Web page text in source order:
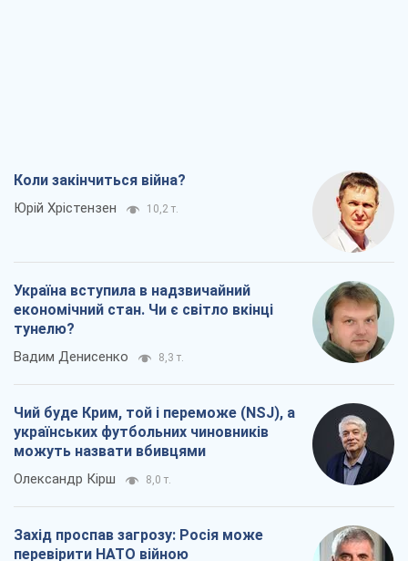
Коли закінчиться війна?
Юрій Хрістензен 10,2 т.
Україна вступила в надзвичайний
економічний стан. Чи є світло вкінці
тунелю?
Вадим Денисенко 8,3 т.
Чий буде Крим, той і переможе (NSJ), а
українських футбольних чиновників
можуть назвати вбивцями
Олександр Кірш 8,0 т.
Захід проспав загрозу: Росія може
перевірити НАТО війною